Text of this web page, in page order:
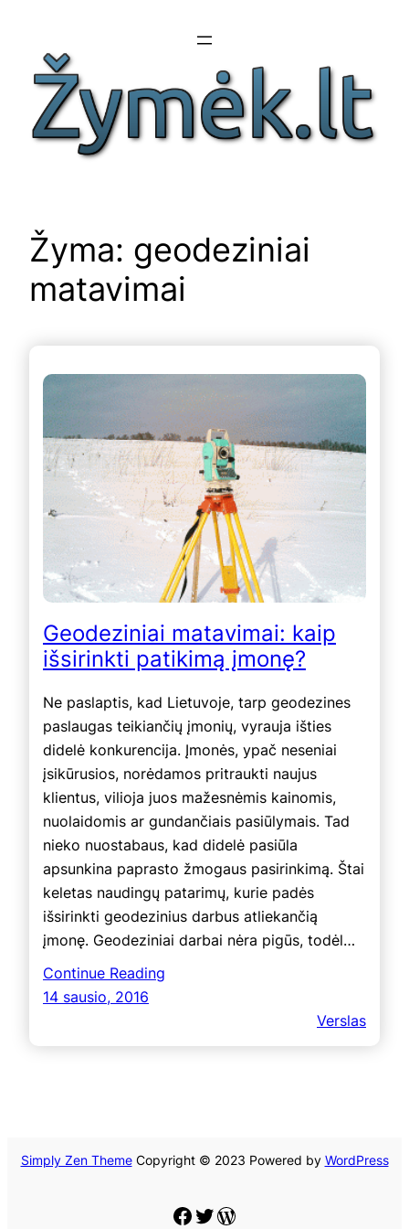
turinio
Žyma: geodeziniai
matavimai
Geodeziniai matavimai: kaip
išsirinkti patikimą įmonę?
Ne paslaptis, kad Lietuvoje, tarp geodezines
paslaugas teikiančių įmonių, vyrauja išties
didelė konkurencija. Įmonės, ypač neseniai
įsikūrusios, norėdamos pritraukti naujus
klientus, vilioja juos mažesnėmis kainomis,
nuolaidomis ar gundančiais pasiūlymais. Tad
nieko nuostabaus, kad didelė pasiūla
apsunkina paprasto žmogaus pasirinkimą. Štai
keletas naudingų patarimų, kurie padės
išsirinkti geodezinius darbus atliekančią
įmonę. Geodeziniai darbai nėra pigūs, todėl…
Continue Reading
14 sausio, 2016
Verslas
Simply Zen ThemeCopyright © 2023 Powered by WordPress
Facebook
Twitter
WordPress